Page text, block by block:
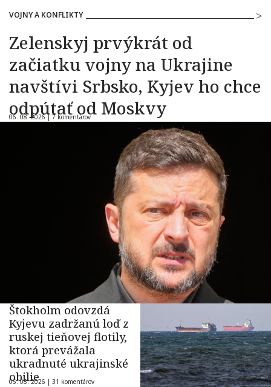
VOJNY A KONFLIKTY
Zelenskyj prvýkrát od
začiatku vojny na Ukrajine
navštívi Srbsko, Kyjev ho chce
odpútať od Moskvy
06. 08. 2026 | 7 komentárov
Štokholm odovzdá
Kyjevu zadržanú loď z
ruskej tieňovej flotily,
ktorá prevážala
ukradnuté ukrajinské
obilie
06. 08. 2026 | 31 komentárov